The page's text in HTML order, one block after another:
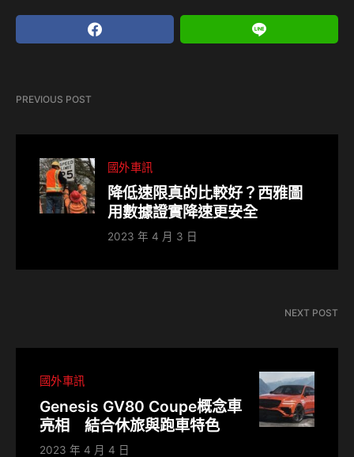
PREVIOUS POST
國外車訊
降低速限真的比較好？西雅圖
用數據證實降速更安全
2023 年 4 月 3 日
NEXT POST
國外車訊
Genesis GV80 Coupe概念車
亮相 結合休旅與跑車特色
2023 年 4 月 4 日